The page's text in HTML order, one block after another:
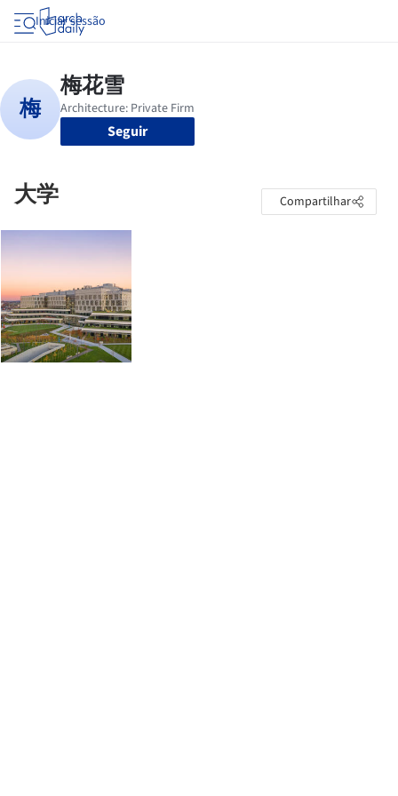
Iniciar sessão
Seguir
大学 Compartilhar